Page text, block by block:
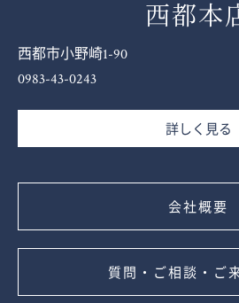
西都本
西都市小野崎1-90
0983-43-0243
詳しく見る
会社概要
質問・ご相談・ご